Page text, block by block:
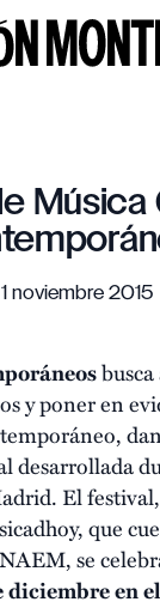
Música
1 noviembre 2015
y poner en
desarrollada
El
que
se
diciembre en